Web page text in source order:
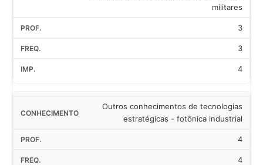
militares
3
3
4
Outros conhecimentos de tecnologias
estratégicas - fotônica industrial
4
4